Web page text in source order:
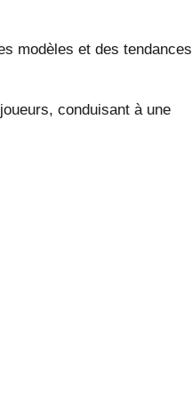
modèles et des tendances
conduisant à une